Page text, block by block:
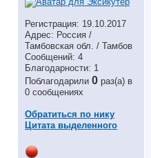
Регистрация: 19.10.2017
Адрес: Россия /
Тамбовская обл. / Тамбов
Сообщений: 4
Благодарности: 1
Поблагодарили 0 раз(а) в
0 сообщениях
Обратиться по нику
Цитата выделенного